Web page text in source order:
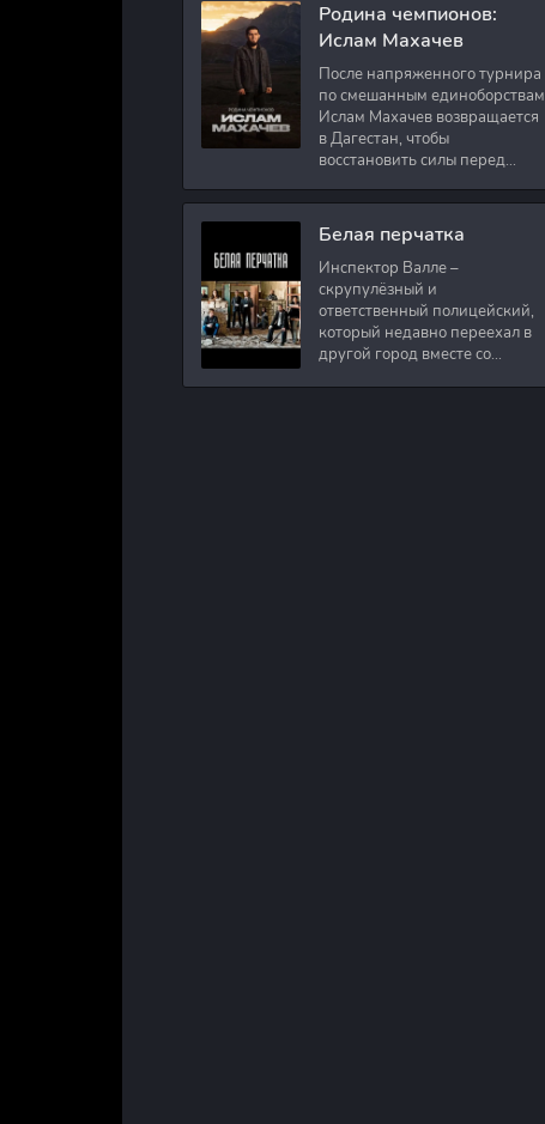
Родина чемпионов:
Ислам Махачев
После напряженного турнира
по смешанным единоборствам
Ислам Махачев возвращается
в Дагестан, чтобы
восстановить силы перед
Вместе с ним приезжают
оператор и интервьюер,
Белая перчатка
Инспектор Валле –
скрупулёзный и
ответственный полицейский,
который недавно переехал в
другой город вместе со